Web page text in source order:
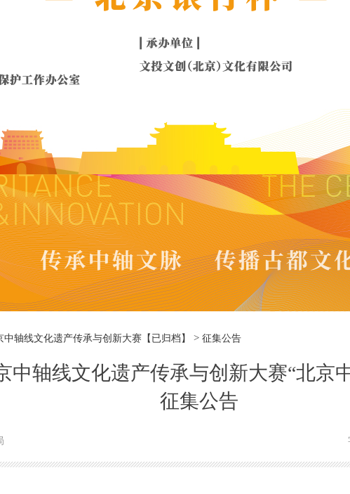
中轴线文化遗产传承与创新大赛【已归档】 > 征集公告
中轴线文化遗产传承与创新大赛“北京
征集公告